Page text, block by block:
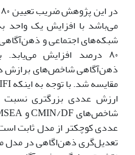
می‌باشد با افزایش یک واحد
شبکه‌های اجتماعی و
۸۰ درصد افزایش
ذهن‌آگاهی شاخص‌های برازش
ارزش عددی بزرگتری
عددی کوچکتر از مدل ثابت